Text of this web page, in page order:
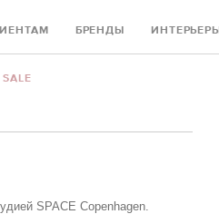
SALE
БРЕНДЫ ИНТЕРЬЕРЫ
SPACE Copenhagen.